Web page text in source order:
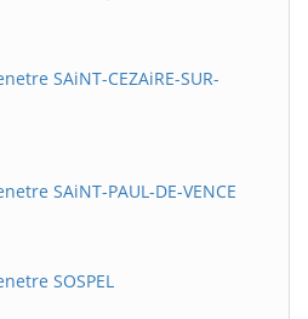
SAiNT-CEZAiRE-SUR-
SAiNT-PAUL-DE-VENCE
SOSPEL